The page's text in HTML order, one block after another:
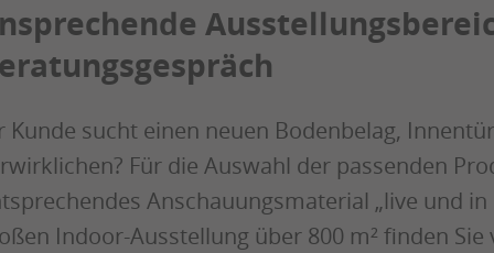
Kunde sucht einen neuen Bodenbelag,
Für die Auswahl der passenden
Anschauungsmaterial „live und
Indoor-Ausstellung über 800 m² finden